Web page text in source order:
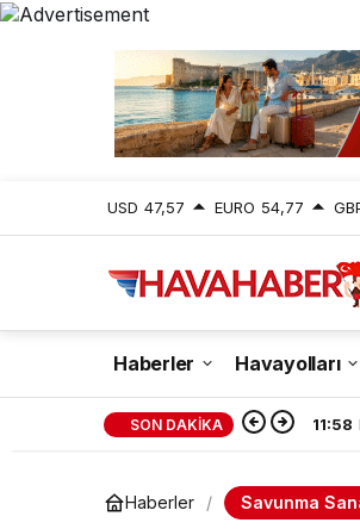
USD 47,57 EURO 54,77
Haberler Havayolları
SON DAKİKA 11:54
Haberler Savunma